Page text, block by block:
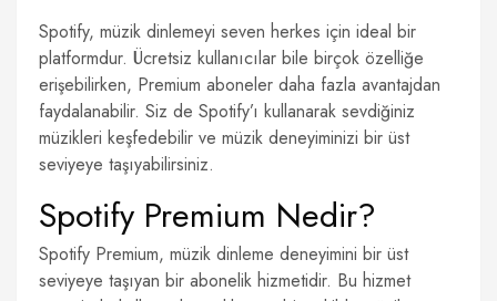
Spotify, müzik dinlemeyi seven herkes için ideal bir
platformdur. Ücretsiz kullanıcılar bile birçok özelliğe
erişebilirken, Premium aboneler daha fazla avantajdan
faydalanabilir. Siz de Spotify’ı kullanarak sevdiğiniz
müzikleri keşfedebilir ve müzik deneyiminizi bir üst
seviyeye taşıyabilirsiniz.
Spotify Premium Nedir?
Spotify Premium, müzik dinleme deneyimini bir üst
seviyeye taşıyan bir abonelik hizmetidir. Bu hizmet